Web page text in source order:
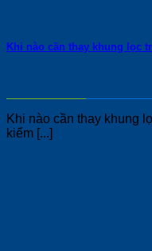
Khi nào cần thay khung lọc
Khi nào cần thay khung
kiểm [...]